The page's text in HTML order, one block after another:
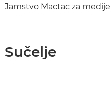
Jamstvo Mactac za medije
Sučelje